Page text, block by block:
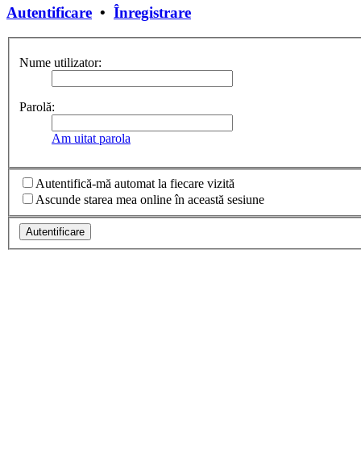
Autentificare • Înregistrare
Nume utilizator:
Parolă:
Am uitat parola
Autentifică-mă automat la fiecare vizită
Ascunde starea mea online în această sesiune